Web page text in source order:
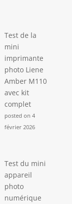
Test de la
mini
imprimante
photo Liene
Amber M110
avec kit
complet
posted on 4
février 2026
Test du mini
appareil
photo
numérique